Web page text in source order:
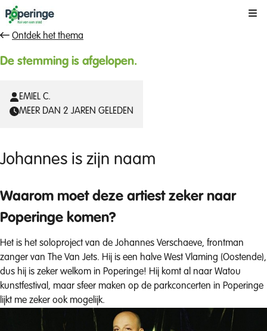
Ontdek het thema
De stemming is afgelopen.
EMIEL C.
MEER DAN 2 JAREN GELEDEN
Johannes is zijn naam
Waarom moet deze artiest zeker naar
Poperinge komen?
Het is het soloproject van de Johannes Verschaeve, frontman
zanger van The Van Jets. Hij is een halve West Vlaming (Oostende),
dus hij is zeker welkom in Poperinge! Hij komt al naar Watou
kunstfestival, maar sfeer maken op de parkconcerten in Poperinge
lijkt me zeker ook mogelijk.